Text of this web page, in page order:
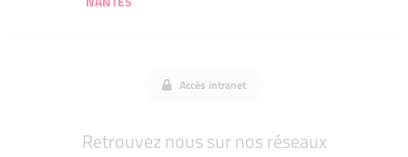
Accès intranet
Retrouvez nous sur nos réseaux